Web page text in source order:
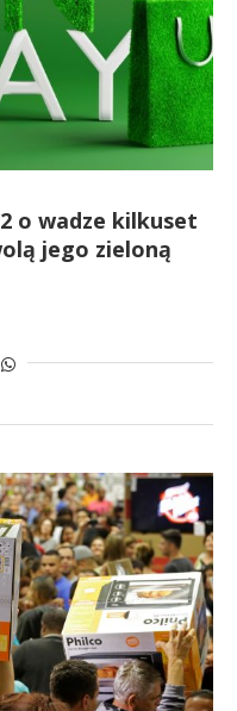
o wadze kilkuset
jego zieloną